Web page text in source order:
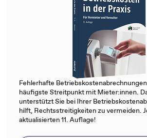
Fehlerhafte
häufigste Streitpunkt mit Mieter:innen.
unterstützt Sie bei Ihrer
hilft, Rechtsstreitigkeiten zu vermeiden.
aktualisierten 11. Auflage!